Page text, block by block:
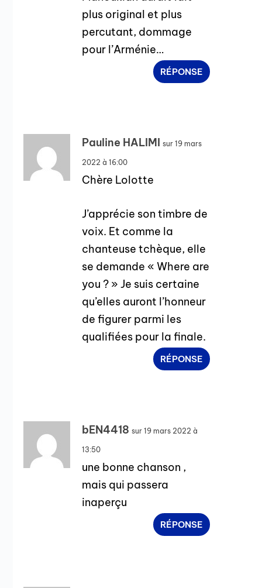
plus original et plus
percutant, dommage
pour l’Arménie…
RÉPONSE
Pauline HALIMI sur 19 mars
2022 à 16:00
Chère Lolotte
J’apprécie son timbre de
voix. Et comme la
chanteuse tchèque, elle
se demande « Where are
you ? » Je suis certaine
qu’elles auront l’honneur
de figurer parmi les
qualifiées pour la finale.
RÉPONSE
bEN4418 sur 19 mars 2022 à
13:50
une bonne chanson ,
mais qui passera
inaperçu
RÉPONSE